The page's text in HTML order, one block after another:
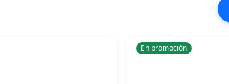
En promoción